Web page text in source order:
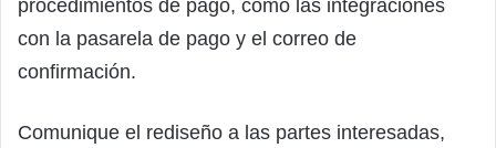
procedimientos de pago, como las integraciones
con la pasarela de pago y el correo de
confirmación.
Comunique el rediseño a las partes interesadas,